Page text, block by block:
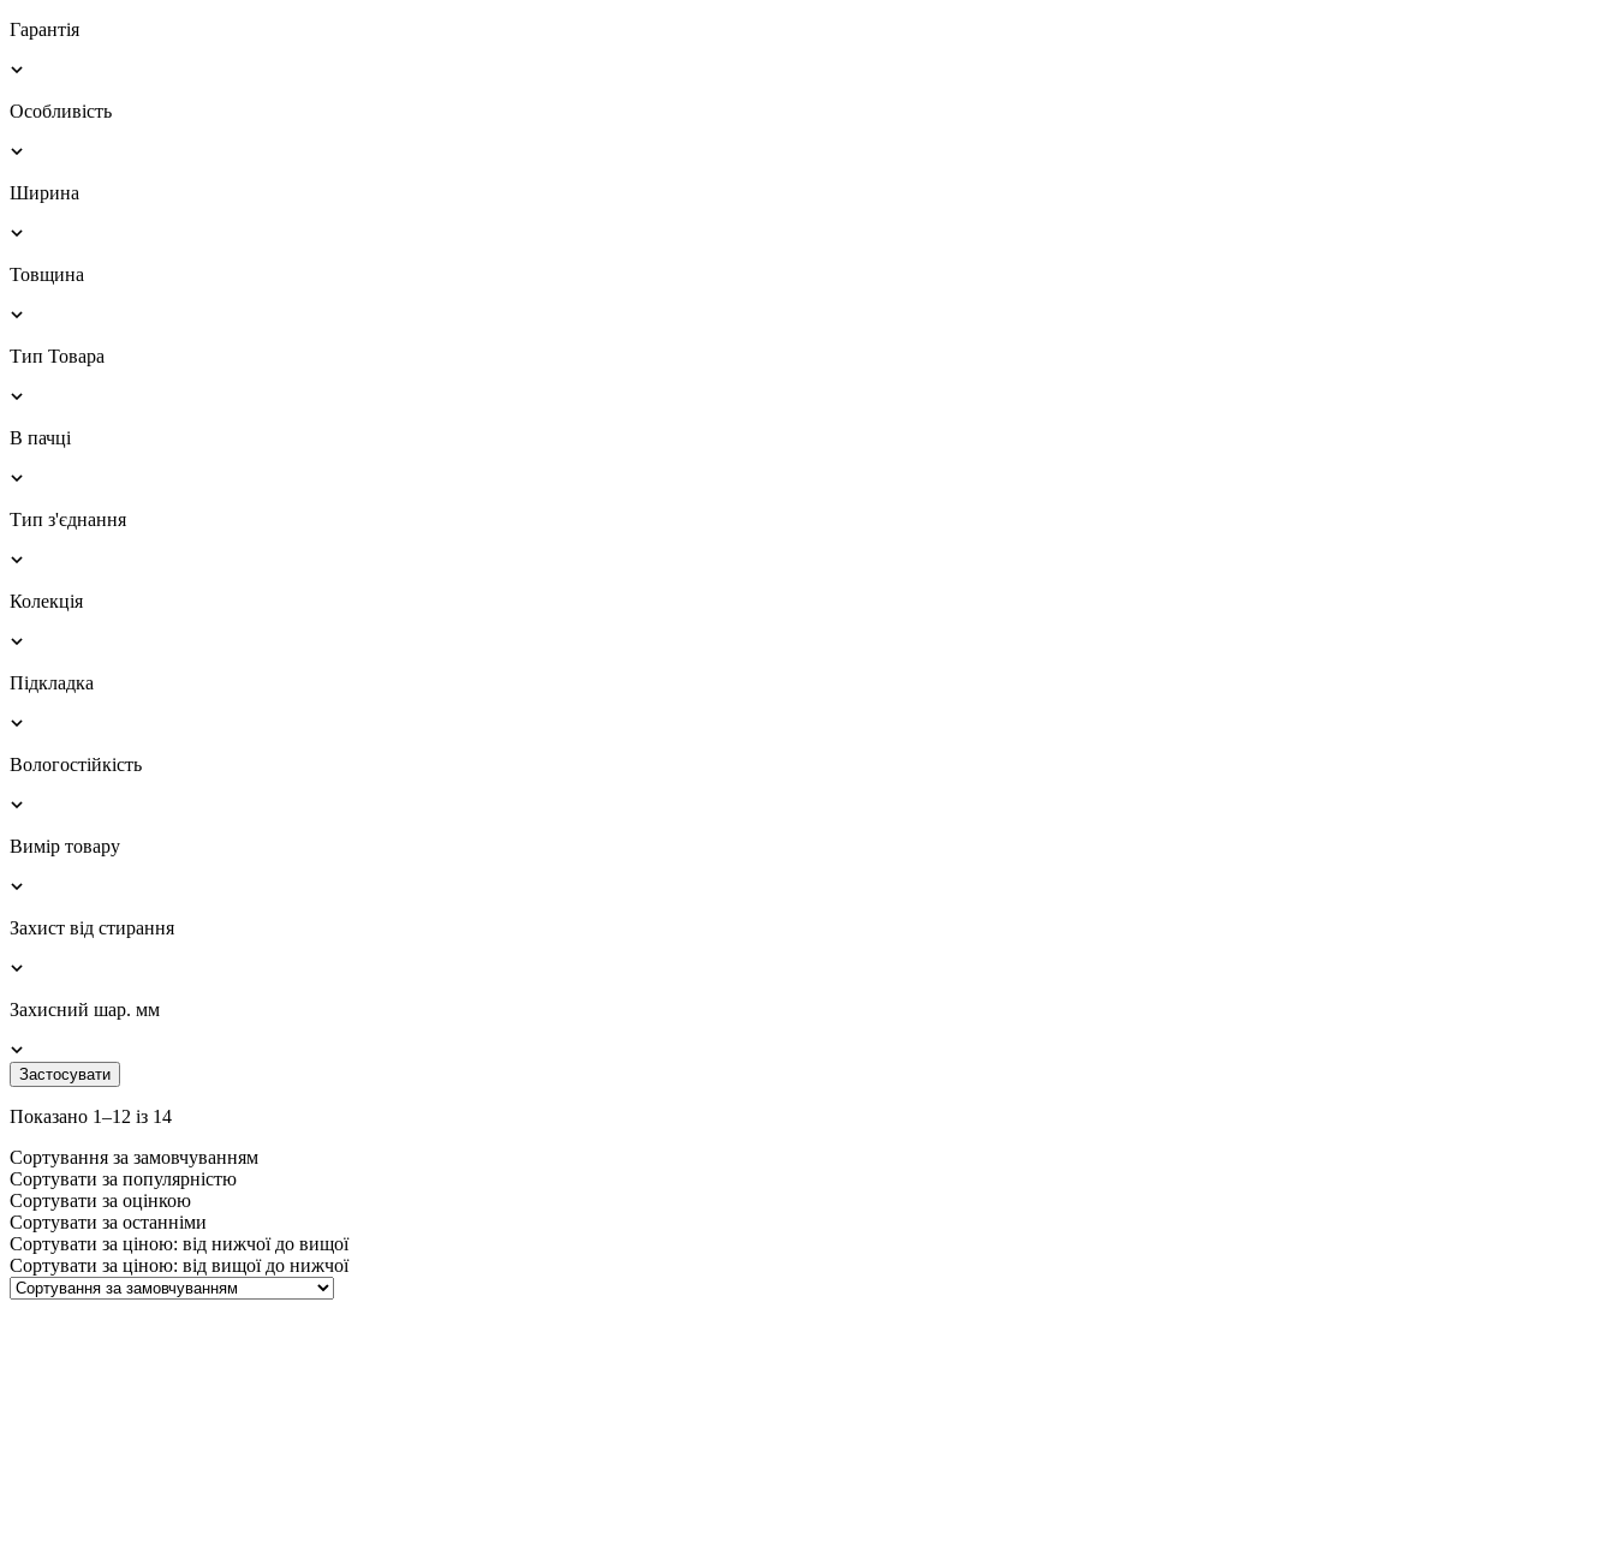
Гарантія
Особливість
Ширина
Товщина
Тип Товара
В пачці
Тип з'єднання
Колекція
Підкладка
Вологостійкість
Вимір товару
Захист від стирання
Захисний шар. мм
Застосувати
Показано 1–12 із 14
Сортування за замовчуванням
Сортувати за популярністю
Сортувати за оцінкою
Сортувати за останніми
Сортувати за ціною: від нижчої до вищої
Сортувати за ціною: від вищої до нижчої